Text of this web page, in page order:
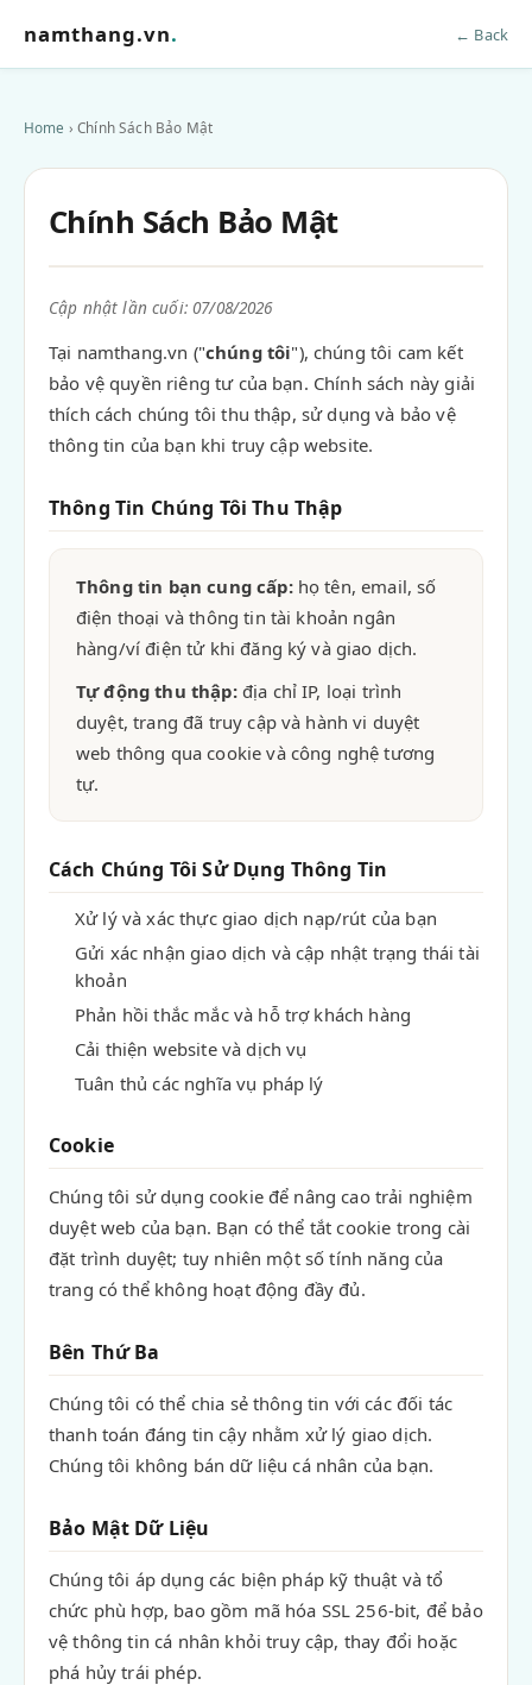
namthang.vn. ← Back
Home › Chính Sách Bảo Mật
Chính Sách Bảo Mật
Cập nhật lần cuối: 07/08/2026
Tại namthang.vn ("chúng tôi"), chúng tôi cam kết
bảo vệ quyền riêng tư của bạn. Chính sách này giải
thích cách chúng tôi thu thập, sử dụng và bảo vệ
thông tin của bạn khi truy cập website.
Thông Tin Chúng Tôi Thu Thập
Thông tin bạn cung cấp:họ tên, email, số
điện thoại và thông tin tài khoản ngân
hàng/ví điện tử khi đăng ký và giao dịch.
Tự động thu thập:địa chỉ IP, loại trình
duyệt, trang đã truy cập và hành vi duyệt
web thông qua cookie và công nghệ tương
tự.
Cách Chúng Tôi Sử Dụng Thông Tin
Xử lý và xác thực giao dịch nạp/rút của bạn
Gửi xác nhận giao dịch và cập nhật trạng thái tài
khoản
Phản hồi thắc mắc và hỗ trợ khách hàng
Cải thiện website và dịch vụ
Tuân thủ các nghĩa vụ pháp lý
Cookie
Chúng tôi sử dụng cookie để nâng cao trải nghiệm
duyệt web của bạn. Bạn có thể tắt cookie trong cài
đặt trình duyệt; tuy nhiên một số tính năng của
trang có thể không hoạt động đầy đủ.
Bên Thứ Ba
Chúng tôi có thể chia sẻ thông tin với các đối tác
thanh toán đáng tin cậy nhằm xử lý giao dịch.
Chúng tôi không bán dữ liệu cá nhân của bạn.
Bảo Mật Dữ Liệu
Chúng tôi áp dụng các biện pháp kỹ thuật và tổ
chức phù hợp, bao gồm mã hóa SSL 256-bit, để bảo
vệ thông tin cá nhân khỏi truy cập, thay đổi hoặc
phá hủy trái phép.